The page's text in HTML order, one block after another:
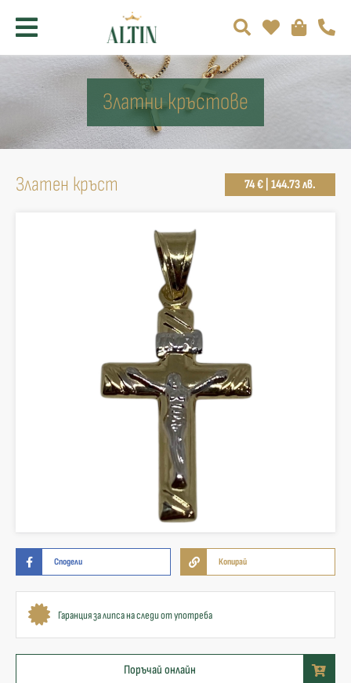
Златни кръстове
Златен кръст 74 € | 144.73 лв.
Сподели Копирай
Гаранция за липса на следи от употреба
Поръчай онлайн